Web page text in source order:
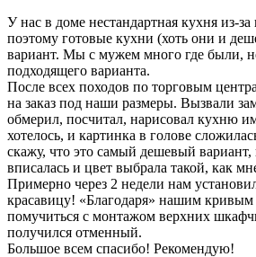
У нас в доме нестандартная кухня из-
поэтому готовые кухни (хоть они и
вариант. Мы с мужем много где были,
подходящего варианта.
После всех походов по торговым
на заказ под наши размеры. Вызвали
обмерил, посчитал, нарисовал кухню
хотелось, и картинка в голове
скажу, что это самый дешевый вариант,
вписалась и цвет выбрала такой, как
Примерно через 2 недели нам
красавицу! «Благодаря» нашим
помучиться с монтажом верхних
получился отменный.
Большое всем спасибо! Рекомендую!